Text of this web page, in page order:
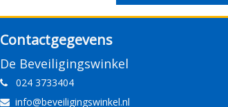
Contactgegevens
De Beveiligingswinkel
024 3733404
info@beveiligingswinkel.nl